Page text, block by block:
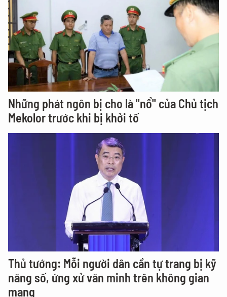
Những phát ngôn bị cho là "nổ" của Chủ tịch
Mekolor trước khi bị khởi tố
Thủ tướng: Mỗi người dân cần tự trang bị kỹ
năng số, ứng xử văn minh trên không gian
mạng